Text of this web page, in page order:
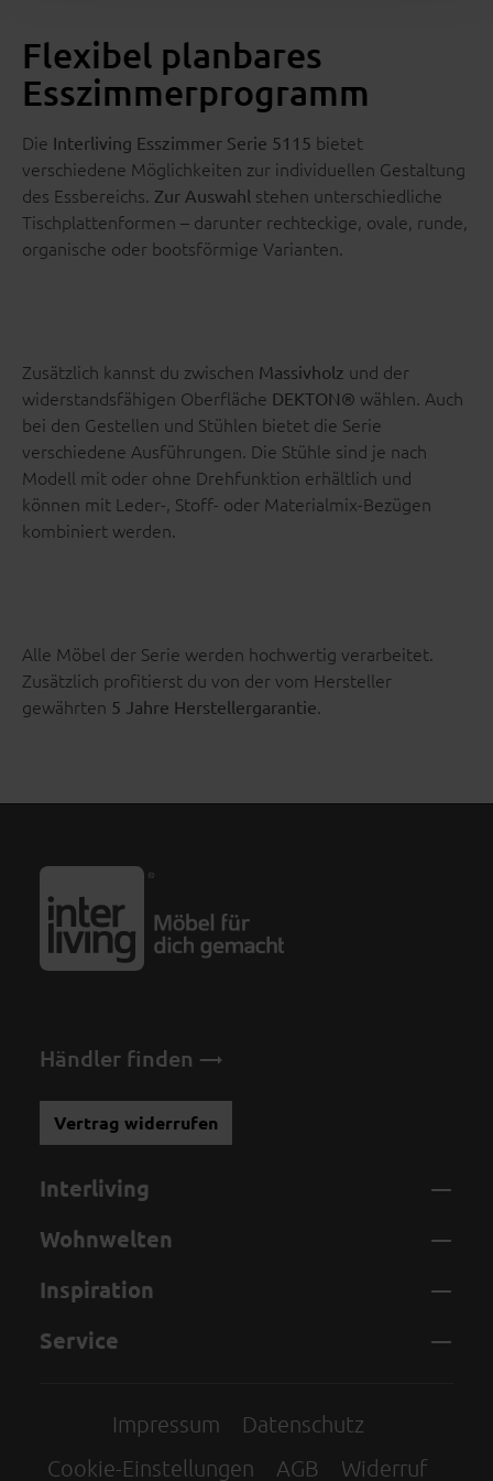
Flexibel planbares
Esszimmerprogramm
Die Interliving Esszimmer Serie 5115 bietet
verschiedene Möglichkeiten zur individuellen Gestaltung
des Essbereichs. Zur Auswahl stehen unterschiedliche
Tischplattenformen – darunter rechteckige, ovale, runde,
organische oder bootsförmige Varianten.
Zusätzlich kannst du zwischen Massivholz und der
widerstandsfähigen Oberfläche DEKTON® wählen. Auch
bei den Gestellen und Stühlen bietet die Serie
verschiedene Ausführungen. Die Stühle sind je nach
Modell mit oder ohne Drehfunktion erhältlich und
können mit Leder-, Stoff- oder Materialmix-Bezügen
kombiniert werden.
Alle Möbel der Serie werden hochwertig verarbeitet.
Zusätzlich profitierst du von der vom Hersteller
gewährten 5 Jahre Herstellergarantie.
Händler finden
Vertrag widerrufen
Interliving
Wohnwelten
Inspiration
Service
Impressum
Datenschutz
Cookie-Einstellungen
AGB Widerruf